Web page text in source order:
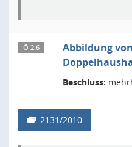
Ö 2.6
Abbildung
Beschluss:
2131/2010